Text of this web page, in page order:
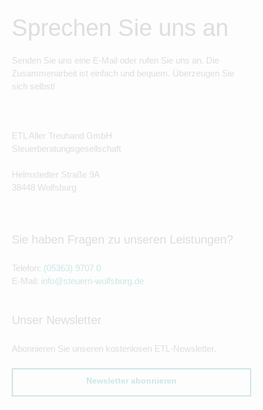
Sprechen Sie uns an
Senden Sie uns eine E-Mail oder rufen Sie uns an. Die
Zusammenarbeit ist einfach und bequem. Überzeugen Sie
sich selbst!
ETL Aller Treuhand GmbH
Steuerberatungsgesellschaft
Helmstedter Straße 9A
38448 Wolfsburg
Sie haben Fragen zu unseren Leistungen?
Telefon: (05363) 9707 0
E-Mail: info@steuern-wolfsburg.de
Unser Newsletter
Abonnieren Sie unseren kostenlosen ETL-Newsletter.
Newsletter abonnieren